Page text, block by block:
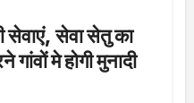
सेवाएं, सेवा सेतु का
मे होगी मुनादी